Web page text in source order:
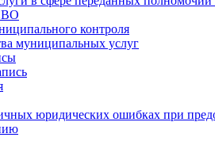
контроля
муниципальных услуг
юридических ошибках при